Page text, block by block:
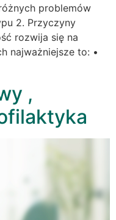
problemów
2. Przyczyny
rozwija się na
najważniejsze to: •
,